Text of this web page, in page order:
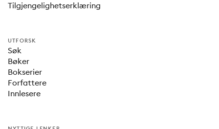
Tilgjengelighetserklæring
UTFORSK
Søk
Bøker
Bokserier
Forfattere
Innlesere